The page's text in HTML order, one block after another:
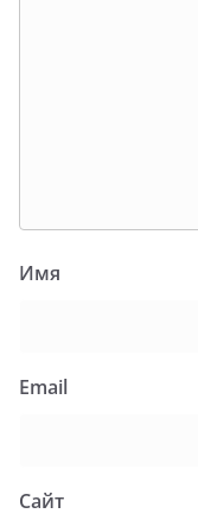
Имя
Email
Сайт